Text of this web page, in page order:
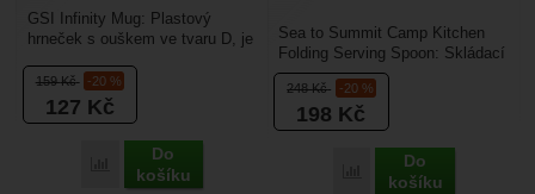
159Kč -20 %
127 Kč
Porovnat
Do
košíku
GSI Infinity Mug: Plastový
hrneček s ouškem ve tvaru D, je
přírodě, na...
248Kč -20 %
198 Kč
Porovnat
Do
košíku
Sea to Summit Camp Kitchen
Folding Serving Spoon: Skládací
lžíce Sea to Summit Camp
Kitchen Folding Serving...